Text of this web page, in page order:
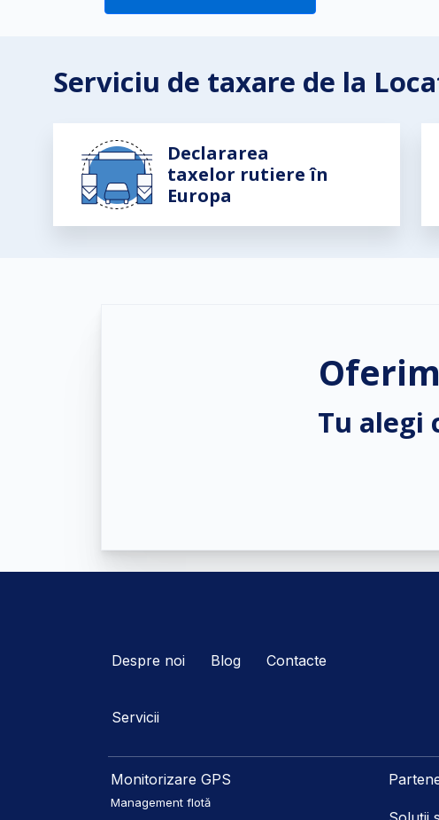
Serviciu de taxare de la
Declararea
taxelor rutiere în
Europa
Tu alegi
Despre noi Blog Contacte
Servicii
Monitorizare GPS
Management flotă